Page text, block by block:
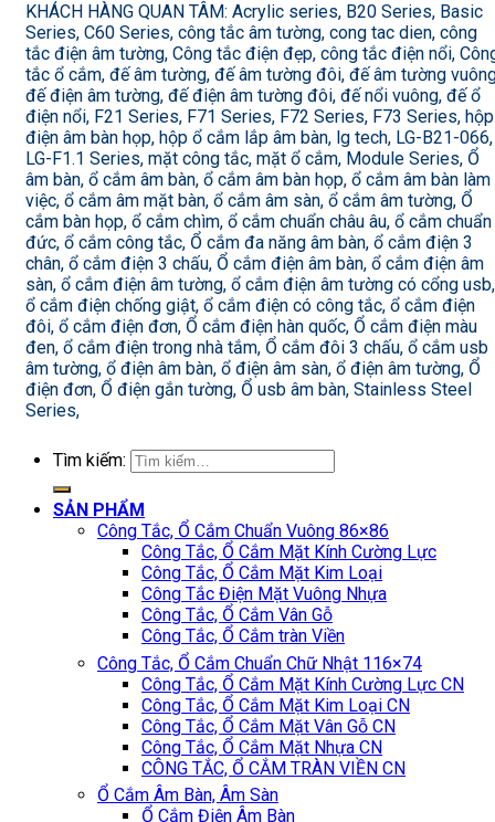
KHÁCH HÀNG QUAN TÂM: Acrylic series, B20 Series, Basic
Series, C60 Series, công tắc âm tường, cong tac dien, công
tắc điện âm tường, Công tắc điện đẹp, công tắc điện nổi,
tắc ổ cắm, đế âm tường, đế âm tường đôi, đế âm tường
đế điện âm tường, đế điện âm tường đôi, đế nổi vuông, đế ổ
điện nổi, F21 Series, F71 Series, F72 Series, F73 Series, hộp
điện âm bàn họp, hộp ổ cắm lắp âm bàn, lg tech, LG-B21-066,
LG-F1.1 Series, mặt công tắc, mặt ổ cắm, Module Series, Ổ
âm bàn, ổ cắm âm bàn, ổ cắm âm bàn họp, ổ cắm âm bàn làm
việc, ổ cắm âm mặt bàn, ổ cắm âm sàn, ổ cắm âm tường, Ổ
cắm bàn họp, ổ cắm chìm, ổ cắm chuẩn châu âu, ổ cắm chuẩn
đức, ổ cắm công tắc, Ổ cắm đa năng âm bàn, ổ cắm điện 3
chân, ổ cắm điện 3 chấu, Ổ cắm điện âm bàn, ổ cắm điện âm
sàn, ổ cắm điện âm tường, ổ cắm điện âm tường có cổng usb,
ổ cắm điện chống giật, ổ cắm điện có công tắc, ổ cắm điện
đôi, ổ cắm điện đơn, Ổ cắm điện hàn quốc, Ổ cắm điện màu
đen, ổ cắm điện trong nhà tắm, Ổ cắm đôi 3 chấu, ổ cắm usb
âm tường, ổ điện âm bàn, ổ điện âm sàn, ổ điện âm tường, Ổ
điện đơn, Ổ điện gắn tường, Ổ usb âm bàn, Stainless Steel
Series,
Tìm kiếm:
SẢN PHẨM
Công Tắc, Ổ Cắm Chuẩn Vuông 86×86
Công Tắc, Ổ Cắm Mặt Kính Cường Lực
Công Tắc, Ổ Cắm Mặt Kim Loại
Công Tắc Điện Mặt Vuông Nhựa
Công Tắc, Ổ Cắm Vân Gỗ
Công Tắc, Ổ Cắm tràn Viền
Công Tắc, Ổ Cắm Chuẩn Chữ Nhật 116×74
Công Tắc, Ổ Cắm Mặt Kính Cường Lực CN
Công Tắc, Ổ Cắm Mặt Kim Loại CN
Công Tắc, Ổ Cắm Mặt Vân Gỗ CN
Công Tắc, Ổ Cắm Mặt Nhựa CN
CÔNG TẮC, Ổ CẮM TRÀN VIỀN CN
Ổ Cắm Âm Bàn, Âm Sàn
Ổ Cắm Điện Âm Bàn